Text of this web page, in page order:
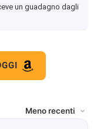
un guadagno dagli